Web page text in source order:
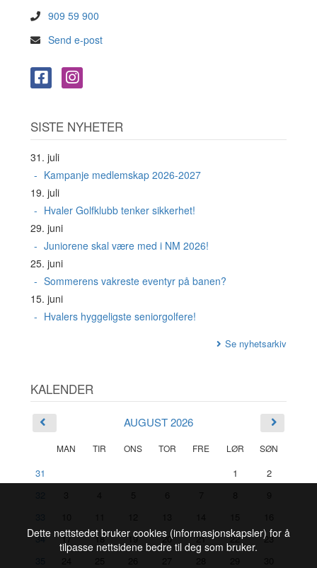
909 59 900
Send e-post
SISTE NYHETER
31. juli
Kampanje medlemskap 2026-2027
19. juli
Hvaler Golfklubb tenker sikkerhet!
29. juni
Juniorene skal være med i NM 2026!
25. juni
Sommerens vakreste eventyr på banen?
15. juni
Hvalers hyggeligste seniorgolfere!
Se nyhetsarkiv
KALENDER
AUGUST 2026
MAN TIR ONS TOR FRE LØR SØN
31 1
2
34
17 18 19 20 21 22
23
Dette nettstedet bruker cookies (informasjonskapsler) for å
tilpasse nettsidene bedre til deg som bruker.